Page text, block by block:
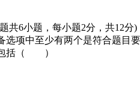
共6小题，每小题2分，共12分)
选项中至少有两个是符合题目
包括（ ）